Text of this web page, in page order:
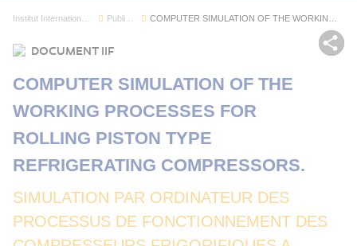
Publications
DOCUMENT IIF
SIMULATION PAR ORDINATEUR DES
PROCESSUS DE FONCTIONNEMENT DES
COMPUTER SIMULATION OF THE
WORKING PROCESSES FOR
ROLLING PISTON TYPE
REFRIGERATING COMPRESSORS.